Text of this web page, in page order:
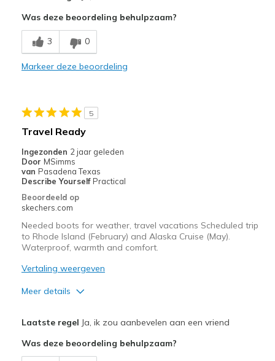
Breathe Well
Comfortable
View On Shoes
I'm Into Shoes
Was deze beoordeling behulpzaam?
3 0
Markeer deze beoordeling
5
Travel Ready
Ingezonden 2 jaar geleden
Door MSimms
van Pasadena Texas
Describe Yourself Practical
Beoordeeld op
skechers.com
Needed boots for weather, travel vacations Scheduled trip
to Rhode Island (February) and Alaska Cruise (May).
Waterproof, warmth and comfort.
Vertaling weergeven
Meer details
Comfortable
Laatste regel Ja, ik zou aanbevelen aan een vriend
Was deze beoordeling behulpzaam?